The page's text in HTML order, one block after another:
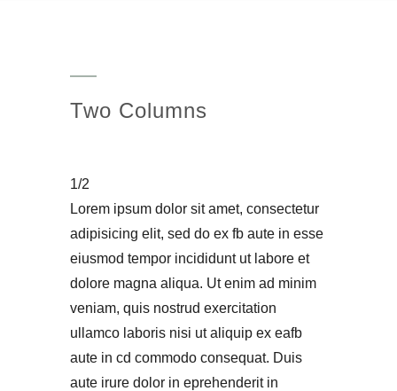
Two Columns
1/2
Lorem ipsum dolor sit amet, consectetur
adipisicing elit, sed do ex fb aute in esse
eiusmod tempor incididunt ut labore et
dolore magna aliqua. Ut enim ad minim
veniam, quis nostrud exercitation
ullamco laboris nisi ut aliquip ex eafb
aute in cd commodo consequat. Duis
aute irure dolor in eprehenderit in